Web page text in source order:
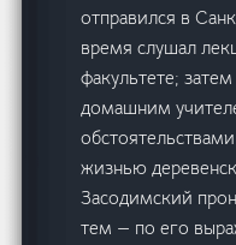
отправился в
время слушал
факультете;
домашним
жизнью
Засодимский
тем — по его